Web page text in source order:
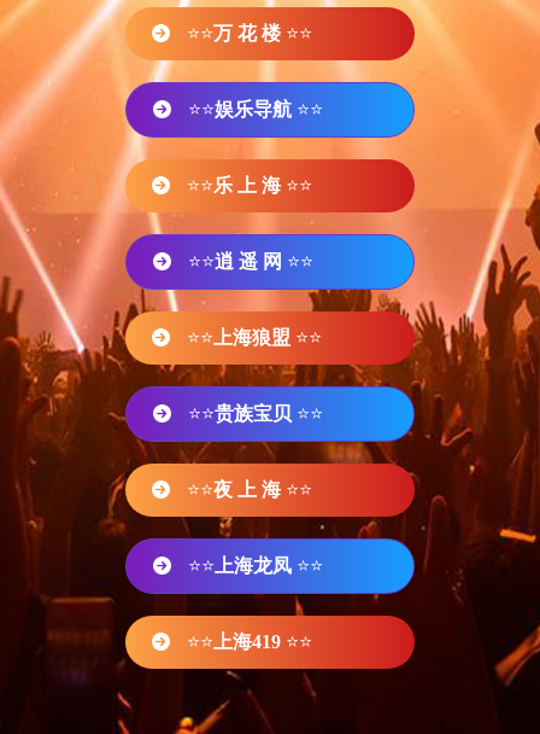
⭐⭐万 花 楼 ⭐⭐
⭐⭐娱乐导航 ⭐⭐
⭐⭐乐 上 海 ⭐⭐
⭐⭐逍 遥 网 ⭐⭐
⭐⭐ 上海狼盟 ⭐⭐
⭐⭐贵族宝贝 ⭐⭐
⭐⭐夜 上 海 ⭐⭐
⭐⭐ 上海龙凤 ⭐⭐
⭐⭐ 上海419 ⭐⭐